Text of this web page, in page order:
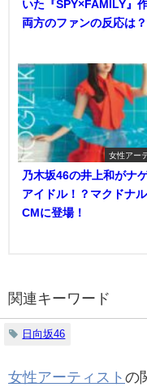
いた『SPY×FAMILY』
両方のファンの反応は？
女性アー
乃木坂46の井上和がナ
アイドル！？マクドナ
CMに登場！
関連キーワード
日向坂46
女性アーティスト の